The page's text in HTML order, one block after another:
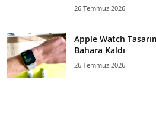
26 Temmuz 2026
Apple Watch
Bahara Kaldı
26 Temmuz 2026